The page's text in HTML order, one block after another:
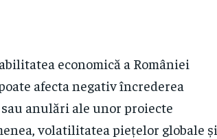
economică a României
afecta negativ încrederea
anulări ale unor proiecte
volatilitatea piețelor globale și